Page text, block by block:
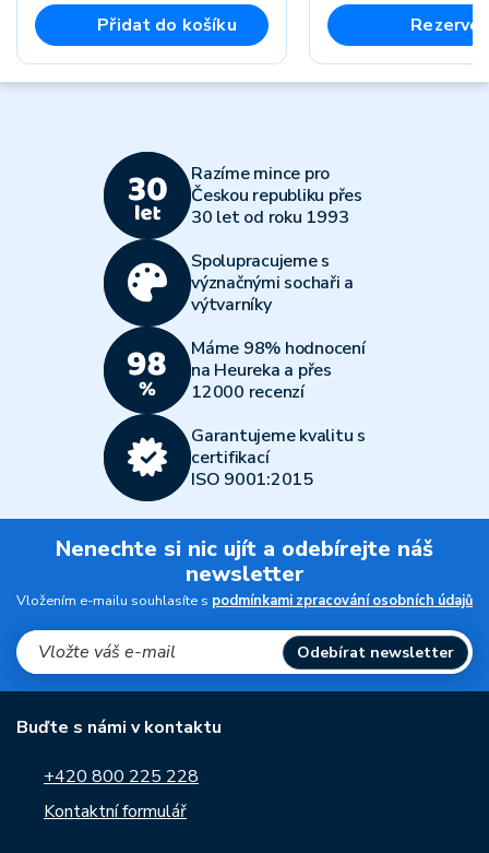
Přidat do košíku
Razíme mince pro
Českou republiku přes
30 let od roku 1993
Spolupracujeme s
význačnými sochaři a
výtvarníky
Máme 98% hodnocení
na Heureka a přes
12000 recenzí
Garantujeme kvalitu s
certifikací
ISO 9001:2015
Nenechte si nic ujít a odebírejte náš
newsletter
Vložením e-mailu souhlasíte s podmínkami zpracování osobních údajů
Odebírat newsletter
Buďte s námi v kontaktu
+420 800 225 228
Kontaktní formulář